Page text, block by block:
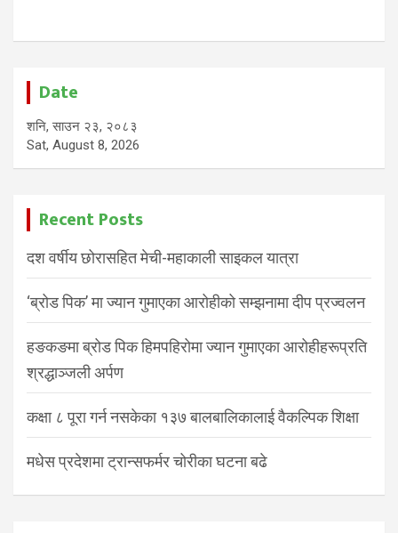
Date
शनि, साउन २३, २०८३
Sat, August 8, 2026
Recent Posts
दश वर्षीय छोरासहित मेची-महाकाली साइकल यात्रा
‘ब्रोड पिक’ मा ज्यान गुमाएका आरोहीको सम्झनामा दीप प्रज्वलन
हङकङमा ब्रोड पिक हिमपहिरोमा ज्यान गुमाएका आरोहीहरूप्रति
श्रद्धाञ्जली अर्पण
कक्षा ८ पूरा गर्न नसकेका १३७ बालबालिकालाई वैकल्पिक शिक्षा
मधेस प्रदेशमा ट्रान्सफर्मर चोरीका घटना बढे